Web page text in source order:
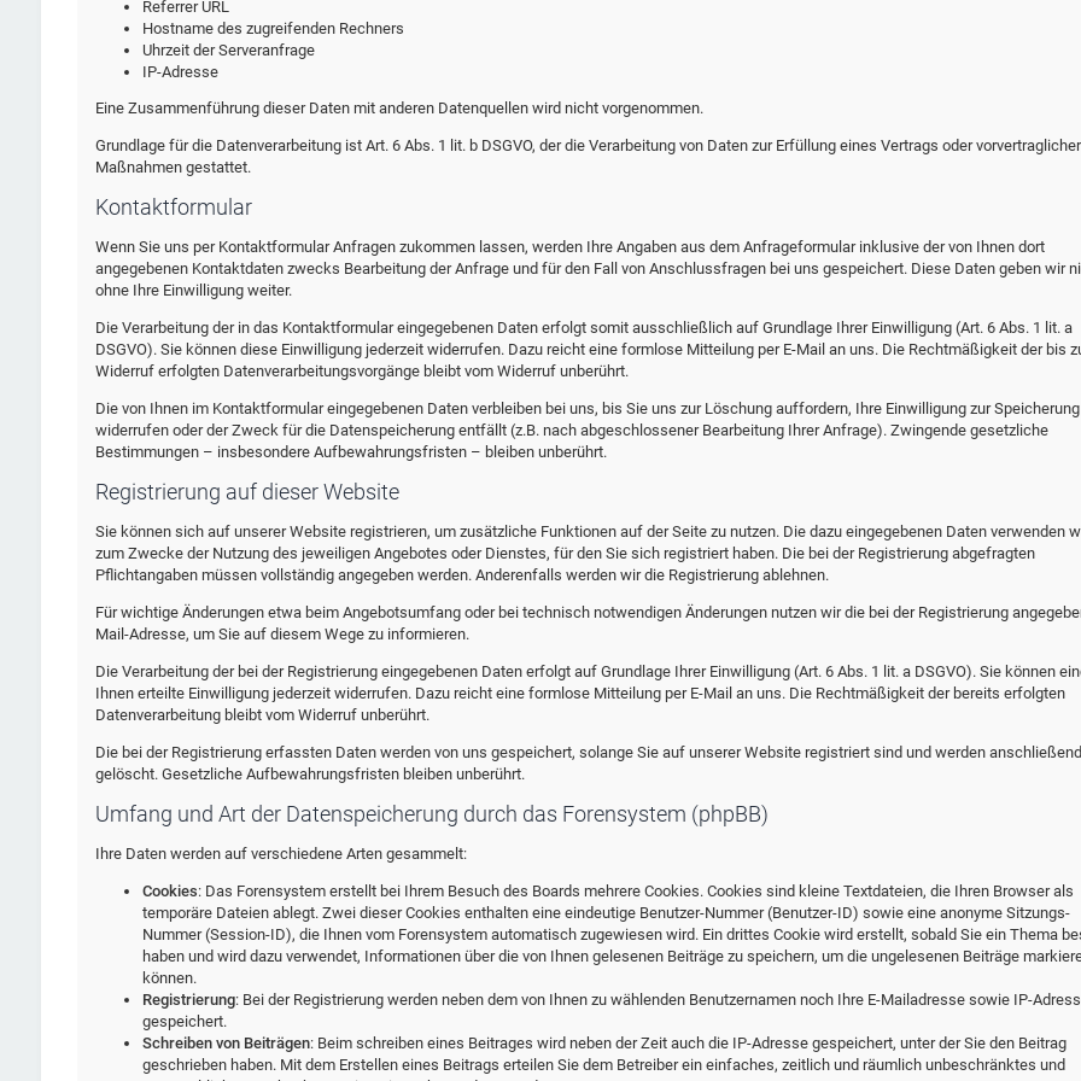
Referrer URL
Hostname des zugreifenden Rechners
Uhrzeit der Serveranfrage
IP-Adresse
Eine Zusammenführung dieser Daten mit anderen Datenquellen wird nicht vorgenommen.
Grundlage für die Datenverarbeitung ist Art. 6 Abs. 1 lit. b DSGVO, der die Verarbeitung von Daten zur Erfüllung eines Vertrags oder vorvertraglicher
Maßnahmen gestattet.
Kontaktformular
Wenn Sie uns per Kontaktformular Anfragen zukommen lassen, werden Ihre Angaben aus dem Anfrageformular inklusive der von Ihnen dort
angegebenen Kontaktdaten zwecks Bearbeitung der Anfrage und für den Fall von Anschlussfragen bei uns gespeichert. Diese Daten geben wir
ohne Ihre Einwilligung weiter.
Die Verarbeitung der in das Kontaktformular eingegebenen Daten erfolgt somit ausschließlich auf Grundlage Ihrer Einwilligung (Art. 6 Abs. 1 lit. a
DSGVO). Sie können diese Einwilligung jederzeit widerrufen. Dazu reicht eine formlose Mitteilung per E-Mail an uns. Die Rechtmäßigkeit der bis
Widerruf erfolgten Datenverarbeitungsvorgänge bleibt vom Widerruf unberührt.
Die von Ihnen im Kontaktformular eingegebenen Daten verbleiben bei uns, bis Sie uns zur Löschung auffordern, Ihre Einwilligung zur Speicherung
widerrufen oder der Zweck für die Datenspeicherung entfällt (z.B. nach abgeschlossener Bearbeitung Ihrer Anfrage). Zwingende gesetzliche
Bestimmungen – insbesondere Aufbewahrungsfristen – bleiben unberührt.
Registrierung auf dieser Website
Sie können sich auf unserer Website registrieren, um zusätzliche Funktionen auf der Seite zu nutzen. Die dazu eingegebenen Daten verwenden
zum Zwecke der Nutzung des jeweiligen Angebotes oder Dienstes, für den Sie sich registriert haben. Die bei der Registrierung abgefragten
Pflichtangaben müssen vollständig angegeben werden. Anderenfalls werden wir die Registrierung ablehnen.
Für wichtige Änderungen etwa beim Angebotsumfang oder bei technisch notwendigen Änderungen nutzen wir die bei der Registrierung
Mail-Adresse, um Sie auf diesem Wege zu informieren.
Die Verarbeitung der bei der Registrierung eingegebenen Daten erfolgt auf Grundlage Ihrer Einwilligung (Art. 6 Abs. 1 lit. a DSGVO). Sie können
Ihnen erteilte Einwilligung jederzeit widerrufen. Dazu reicht eine formlose Mitteilung per E-Mail an uns. Die Rechtmäßigkeit der bereits erfolgten
Datenverarbeitung bleibt vom Widerruf unberührt.
Die bei der Registrierung erfassten Daten werden von uns gespeichert, solange Sie auf unserer Website registriert sind und werden anschließend
gelöscht. Gesetzliche Aufbewahrungsfristen bleiben unberührt.
Umfang und Art der Datenspeicherung durch das Forensystem (phpBB)
Ihre Daten werden auf verschiedene Arten gesammelt:
Cookies: Das Forensystem erstellt bei Ihrem Besuch des Boards mehrere Cookies. Cookies sind kleine Textdateien, die Ihren Browser als
temporäre Dateien ablegt. Zwei dieser Cookies enthalten eine eindeutige Benutzer-Nummer (Benutzer-ID) sowie eine anonyme Sitzungs-
Nummer (Session-ID), die Ihnen vom Forensystem automatisch zugewiesen wird. Ein drittes Cookie wird erstellt, sobald Sie ein Thema
haben und wird dazu verwendet, Informationen über die von Ihnen gelesenen Beiträge zu speichern, um die ungelesenen Beiträge
können.
Registrierung: Bei der Registrierung werden neben dem von Ihnen zu wählenden Benutzernamen noch Ihre E-Mailadresse sowie IP-
gespeichert.
Schreiben von Beiträgen: Beim schreiben eines Beitrages wird neben der Zeit auch die IP-Adresse gespeichert, unter der Sie den Beitrag
geschrieben haben. Mit dem Erstellen eines Beitrags erteilen Sie dem Betreiber ein einfaches, zeitlich und räumlich unbeschränktes und